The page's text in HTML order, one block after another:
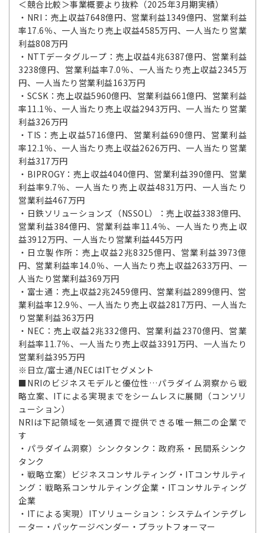
＜競合比較＞事業概要より抜粋（2025年3月期実績）
・NRI：売上収益7648億円、営業利益1349億円、営業利益
率17.6％、一人当たり売上収益4585万円、一人当たり営業
利益808万円
・NTTデータグループ：売上収益4兆6387億円、営業利益
3238億円、営業利益率7.0％、一人当たり売上収益2345万
円、一人当たり営業利益163万円
・SCSK：売上収益5960億円、営業利益661億円、営業利益
率11.1％、一人当たり売上収益2943万円、一人当たり営業
利益326万円
・TIS：売上収益5716億円、営業利益690億円、営業利益
率12.1％、一人当たり売上収益2626万円、一人当たり営業
利益317万円
・BIPROGY：売上収益4040億円、営業利益390億円、営業
利益率9.7％、一人当たり売上収益4831万円、一人当たり
営業利益467万円
・日鉄ソリューションズ（NSSOL）：売上収益3383億円、
営業利益384億円、営業利益率11.4％、一人当たり売上収
益3912万円、一人当たり営業利益445万円
・日立製作所：売上収益2兆8325億円、営業利益3973億
円、営業利益率14.0％、一人当たり売上収益2633万円、一
人当たり営業利益369万円
・富士通：売上収益2兆2459億円、営業利益2899億円、営
業利益率12.9％、一人当たり売上収益2817万円、一人当た
り営業利益363万円
・NEC：売上収益2兆332億円、営業利益2370億円、営業
利益率11.7％、一人当たり売上収益3391万円、一人当たり
営業利益395万円
※日立/富士通/NECはITセグメント
■NRIのビジネスモデルと優位性…パラダイム洞察から戦
略立案、ITによる実現までをシームレスに展開（コンソリ
ューション）
NRIは下記領域を一気通貫で提供できる唯一無二の企業で
す
・パラダイム洞察）シンクタンク：政府系・民間系シンク
タンク
・戦略立案）ビジネスコンサルティング・ITコンサルティ
ング：戦略系コンサルティング企業・ITコンサルティング
企業
・ITによる実現）ITソリューション：システムインテグレ
ーター・パッケージベンダー・プラットフォーマー